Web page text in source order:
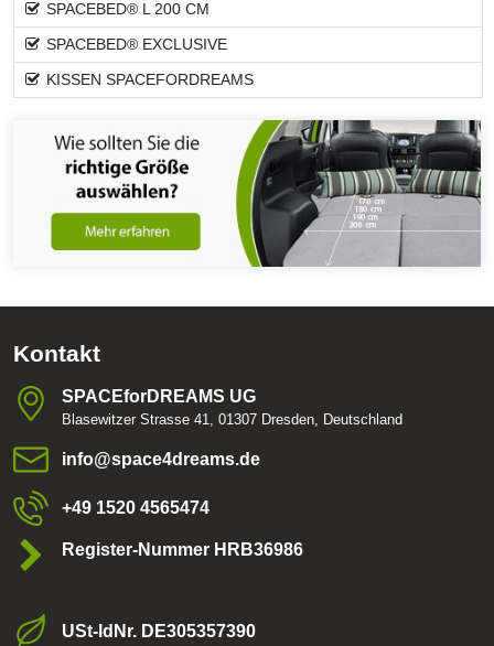
SPACEBED® L 200 CM
SPACEBED® EXCLUSIVE
KISSEN SPACEFORDREAMS
Kontakt
SPACEforDREAMS UG
Blasewitzer Strasse 41, 01307 Dresden, Deutschland
info​@space4dreams​.de
+49 1520 4565474
Register-Nummer HRB36986
USt-ldNr​. DE305357390